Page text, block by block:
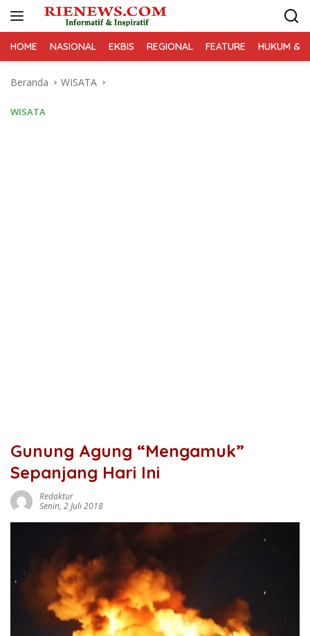
HOME NASIONAL EKBIS REGIONAL FEATURE HUKUM &
Beranda WISATA
WISATA
Gunung Agung “Mengamuk”
Sepanjang Hari Ini
Redaktur
Senin, 2 Juli 2018